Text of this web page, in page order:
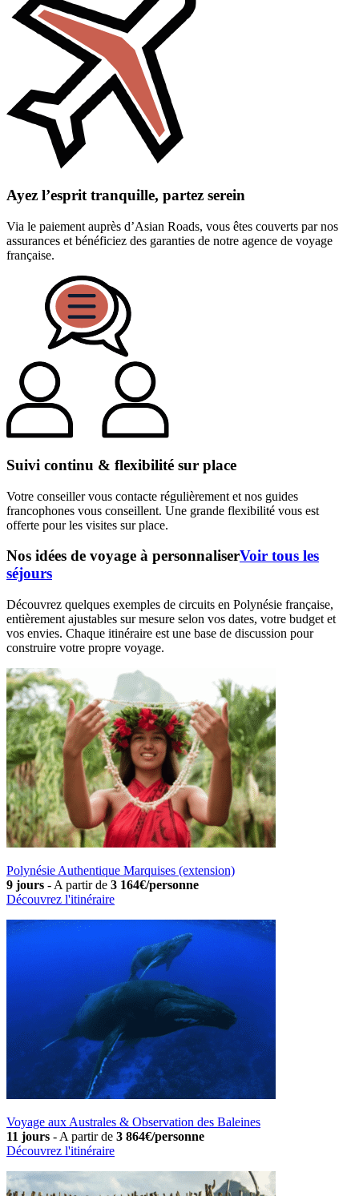
Ayez l’esprit tranquille, partez serein
Via le paiement auprès d’Asian Roads, vous êtes couverts par nos
assurances et bénéficiez des garanties de notre agence de voyage
française.
Suivi continu & flexibilité sur place
Votre conseiller vous contacte régulièrement et nos guides
francophones vous conseillent. Une grande flexibilité vous est
offerte pour les visites sur place.
Nos idées de voyage à personnaliserVoir tous les
séjours
Découvrez quelques exemples de circuits en Polynésie française,
entièrement ajustables sur mesure selon vos dates, votre budget et
vos envies. Chaque itinéraire est une base de discussion pour
construire votre propre voyage.
Polynésie Authentique Marquises (extension)
9 jours - A partir de 3 164€/personne
Découvrez l'itinéraire
Voyage aux Australes & Observation des Baleines
11 jours - A partir de 3 864€/personne
Découvrez l'itinéraire